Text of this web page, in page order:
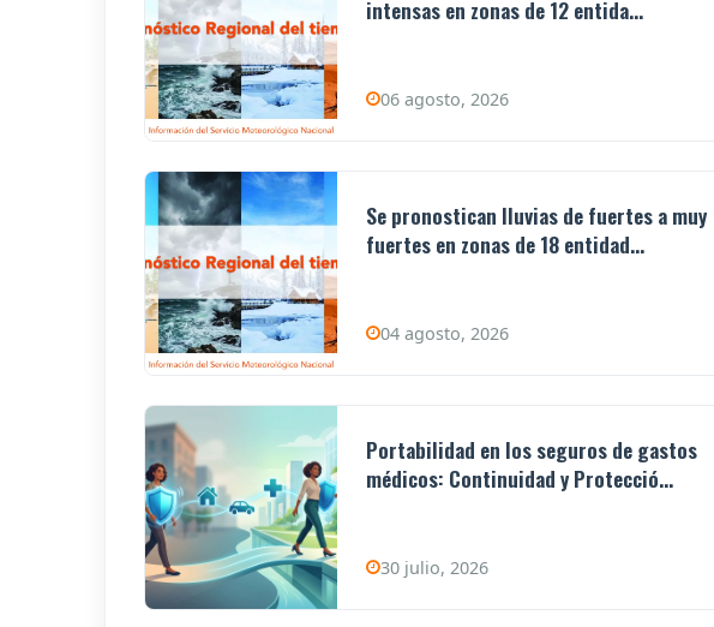
intensas en zonas de 12 entida...
06 agosto, 2026
Se pronostican lluvias de fuertes a muy
fuertes en zonas de 18 entidad...
04 agosto, 2026
Portabilidad en los seguros de gastos
médicos: Continuidad y Protecció...
30 julio, 2026